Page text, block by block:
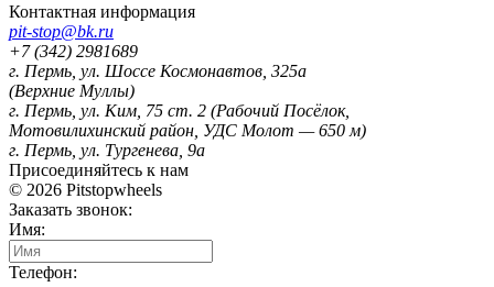
Контактная информация
pit-stop@bk.ru
+7 (342) 2981689
г. Пермь ул. Шоссе Космонавтов, 325а
(Верхние Муллы)
г. Пермь ул. Ким, 75 ст. 2 (Рабочий Посёлок,
Мотовилихинский район, УДС Молот — 650 м)
г. Пермь ул. Тургенева, 9а
Присоединяйтесь к нам
© 2026 Pitstopwheels
Заказать звонок:
Имя:
Телефон: